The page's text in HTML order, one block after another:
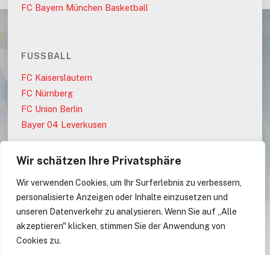
Wir schätzen Ihre Privatsphäre
Wir verwenden Cookies, um Ihr Surferlebnis zu verbessern,
personalisierte Anzeigen oder Inhalte einzusetzen und
unseren Datenverkehr zu analysieren. Wenn Sie auf „Alle
akzeptieren" klicken, stimmen Sie der Anwendung von
Cookies zu.
FC Bayern München Basketball
FUSSBALL
FC Kaiserslautern
FC Nürnberg
FC Union Berlin
Bayer 04 Leverkusen
AfD
CDU
CDU/CSU
CSU